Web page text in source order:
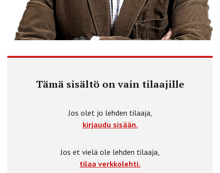
Tämä sisältö on vain tilaajille
Jos olet jo lehden tilaaja,
kirjaudu sisään.
Jos et vielä ole lehden tilaaja,
tilaa verkkolehti.